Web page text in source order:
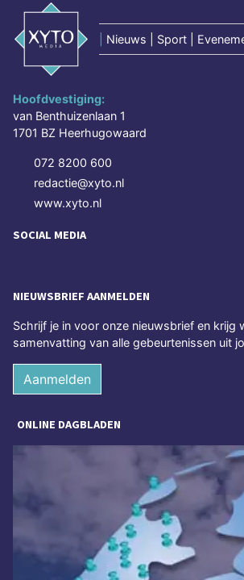
Nieuws | Sport |
Hoofdvestiging:
van Benthuizenlaan 1
1701 BZ Heerhugowaard
072 8200 600
redactie@xyto.nl
www.xyto.nl
SOCIAL MEDIA
NIEUWSBRIEF AANMELDEN
Schrijf je in voor onze nieuwsbrief en krijg
samenvatting van alle gebeurtenissen uit
Aanmelden
ONLINE DAGBLADEN